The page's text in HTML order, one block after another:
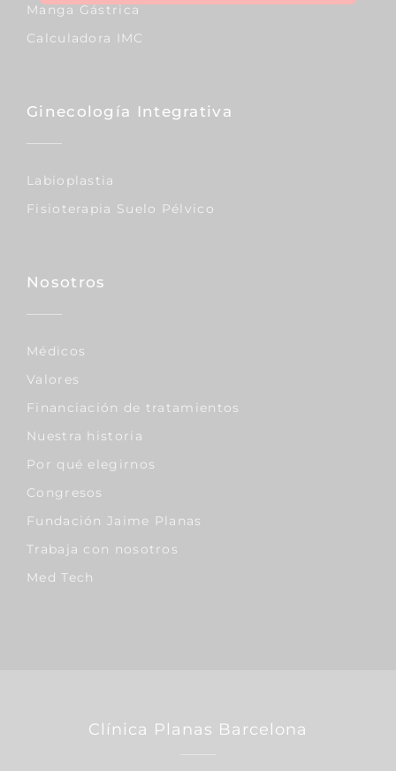
Manga Gástrica
Calculadora IMC
Ginecología Integrativa
Labioplastia
Fisioterapia Suelo Pélvico
Nosotros
Médicos
Valores
Financiación de tratamientos
Nuestra historia
Por qué elegirnos
Congresos
Fundación Jaime Planas
Trabaja con nosotros
Med Tech
Clínica Planas Barcelona